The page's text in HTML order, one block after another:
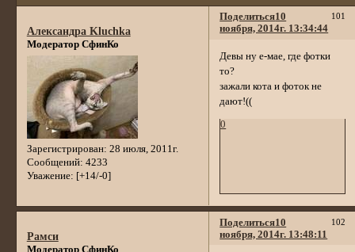
Поделиться 101
10
ноября, 2014г. 13:34:44
Александра Kluchka
Модератор СфинКо
Зарегистрирован: 28 июля, 2011г.
Сообщений: 4233
Уважение: [+14/-0]
Девы ну е-мае, где фотки
то?
зажали кота и фоток не
дают!((
0
Поделиться 102
10
ноября, 2014г. 13:48:11
Рамси
Модератор СфинКо